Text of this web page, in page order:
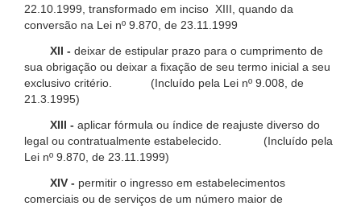
22.10.1999, transformado em inciso XIII, quando da
conversão na Lei nº 9.870, de 23.11.1999
XII - deixar de estipular prazo para o cumprimento de
sua obrigação ou deixar a fixação de seu termo inicial a seu
exclusivo critério. (Incluído pela Lei nº 9.008, de
21.3.1995)
XIII - aplicar fórmula ou índice de reajuste diverso do
legal ou contratualmente estabelecido. (Incluído pela
Lei nº 9.870, de 23.11.1999)
XIV - permitir o ingresso em estabelecimentos
comerciais ou de serviços de um número maior de